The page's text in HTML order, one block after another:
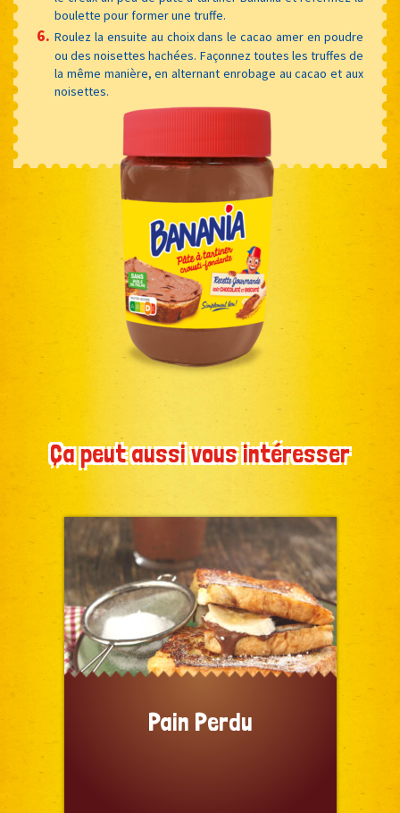
boulette pour former une truffe.
Roulez la ensuite au choix dans le cacao amer en poudre
ou des noisettes hachées. Façonnez toutes les truffes de
la même manière, en alternant enrobage au cacao et aux
noisettes.
Ça peut aussi vous intéresser
Pain Perdu